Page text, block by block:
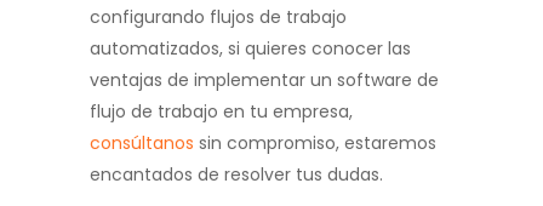
configurando flujos de trabajo
automatizados, si quieres conocer las
ventajas de implementar un software de
flujo de trabajo en tu empresa,
consúltanos sin compromiso, estaremos
encantados de resolver tus dudas.